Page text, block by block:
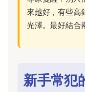
來越好，有些高
光澤。最好結合
新手常犯